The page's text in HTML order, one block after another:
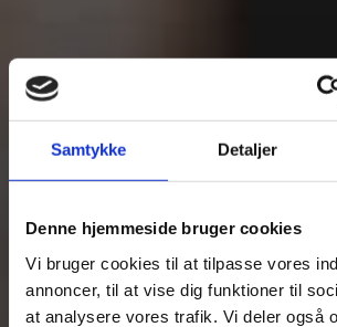
Samtykke Detaljer
Denne hjemmeside bruger cookies
Vi bruger cookies til at tilpasse vores
annoncer, til at vise dig funktioner til
at analysere vores trafik. Vi deler også